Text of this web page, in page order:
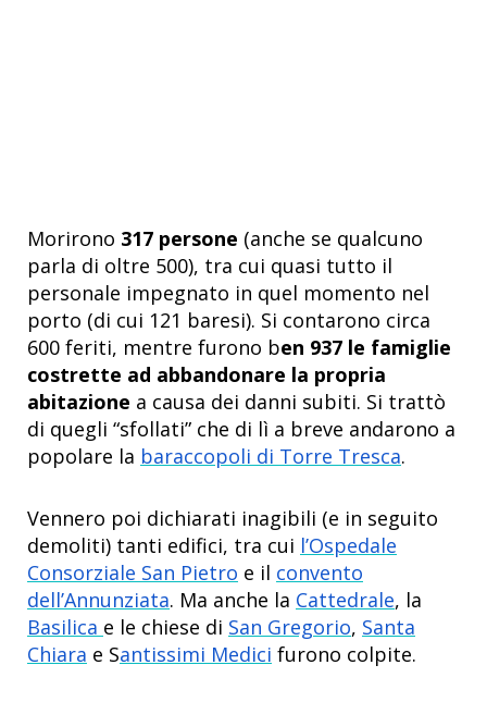
Morirono 317 persone (anche se qualcuno
parla di oltre 500), tra cui quasi tutto il
personale impegnato in quel momento nel
porto (di cui 121 baresi). Si contarono circa
600 feriti, mentre furono ben 937 le famiglie
costrette ad abbandonare la propria
abitazione a causa dei danni subiti. Si trattò
di quegli “sfollati” che di lì a breve andarono a
popolare la baraccopoli di Torre Tresca.
Vennero poi dichiarati inagibili (e in seguito
demoliti) tanti edifici, tra cui l’Ospedale
Consorziale San Pietro e il convento
dell’Annunziata. Ma anche la Cattedrale, la
Basilica e le chiese di San Gregorio, Santa
Chiara e Santissimi Medici furono colpite.